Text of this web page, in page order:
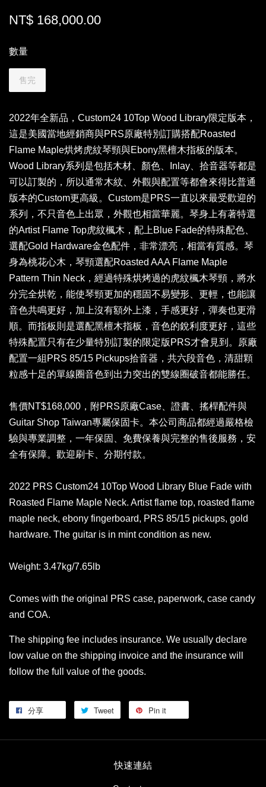
NT$ 168,000.00
數量
售完
2022年全新品，Custom24 10Top Wood Library限定版本，
這是美國當地經銷商與PRS原廠特別訂購搭配Roasted
Flame Maple烘烤虎紋琴頸與Ebony黑檀木指板的版本。
Wood Library系列是包括木材、顏色、Inlay、拾音器等都是
可以訂製的，所以通常木紋、外觀與配置等都會來得比普通
版本的Custom更高級。Custom是PRS一直以來最受歡迎的
系列，不只音色上出眾，外觀也相當華麗。琴身上有著特選
的Artist Flame Top虎紋楓木，配上Blue Fade的特殊配色、
選配Gold Hardware金色配件，非常漂亮，相當有質感。琴
身為桃花心木，琴頸選配Roasted AAA Flame Maple
Pattern Thin Neck，經過特殊烘烤過的虎紋楓木琴頸，將水
分完全烘乾，能使琴頸更加的穩固不易變形、更輕，也能讓
音色共鳴更好，加上沒有額外上漆，手感更好，彈奏也更滑
順。而指板則是選配黑檀木指板，音色的銳利度更好，這些
特殊配置只有在少量特別訂製的限定版PRS才會見到。原廠
配置一組PRS 85/15 Pickups拾音器，共六段音色，清甜顆
粒感十足的單線圈音色到出力突出的雙線圈破音都能勝任。
售價NT$168,000，附PRS原廠Case、證書、搖桿配件與
Guitar Shop Taiwan專屬保固卡。本公司商品都經過嚴格檢
驗與專業調整，一年保固、免費保養與完整的售後服務，安
全有保障。歡迎刷卡、分期付款。
2022 PRS Custom24 10Top Wood Library Blue Fade with
Roasted Flame Maple Neck. Artist flame top, roasted flame
maple neck, ebony fingerboard, PRS 85/15 pickups, gold
hardware. The guitar is in mint condition as new.
Weight: 3.47kg/7.65lb
Comes with the original PRS case, paperwork, case candy
and COA.
The shipping fee includes insurance. We usually declare
low value on the shipping invoice and the insurance will
follow the full value of the goods.
分享 Tweet Pin it
快速連結